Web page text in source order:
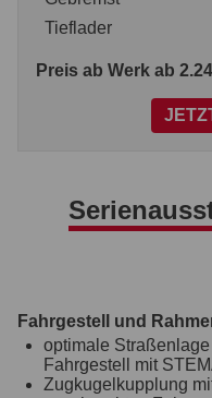
Tieflader
Preis ab Werk ab
Fahrgestell und
optimale
Fahrgestell mit
Zugkugelkupplung